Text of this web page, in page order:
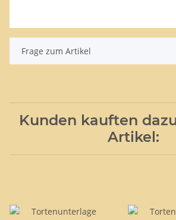
Frage zum Artikel
Kunden kauften
Artikel: